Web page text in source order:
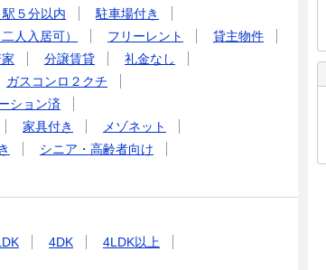
５分以内
駐車場付き
人入居可） フリーレント
貸主物件
分譲賃貸
礼金なし
ガスコンロ２クチ
ション済
家具付き
メゾネット
シニア・高齢者向け
4DK
4LDK以上